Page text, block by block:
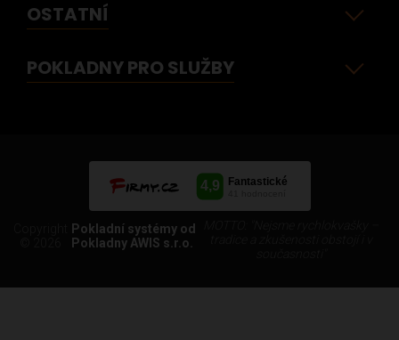
OSTATNÍ
POKLADNY PRO SLUŽBY
Pokladní systémy od
Pokladny AWIS s.r.o.